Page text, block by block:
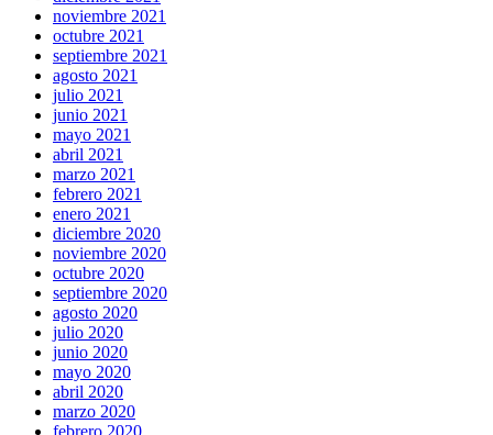
noviembre 2021
octubre 2021
septiembre 2021
agosto 2021
julio 2021
junio 2021
mayo 2021
abril 2021
marzo 2021
febrero 2021
enero 2021
diciembre 2020
noviembre 2020
octubre 2020
septiembre 2020
agosto 2020
julio 2020
junio 2020
mayo 2020
abril 2020
marzo 2020